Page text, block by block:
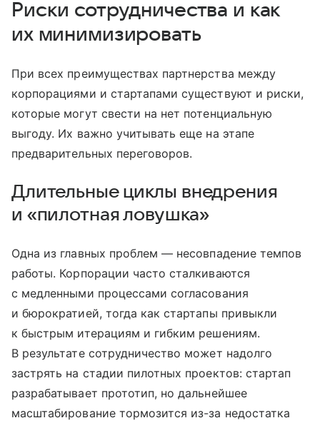
Риски сотрудничества и как
их минимизировать
При всех преимуществах партнерства между
корпорациями и стартапами существуют и риски,
которые могут свести на нет потенциальную
выгоду. Их важно учитывать еще на этапе
предварительных переговоров.
Длительные циклы внедрения
и «пилотная ловушка»
Одна из главных проблем — несовпадение темпов
работы. Корпорации часто сталкиваются
с медленными процессами согласования
и бюрократией, тогда как стартапы привыкли
к быстрым итерациям и гибким решениям.
В результате сотрудничество может надолго
застрять на стадии пилотных проектов: стартап
разрабатывает прототип, но дальнейшее
масштабирование тормозится из-за недостатка